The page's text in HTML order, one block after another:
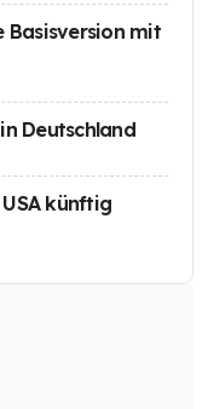
Basisversion mit
Deutschland
künftig